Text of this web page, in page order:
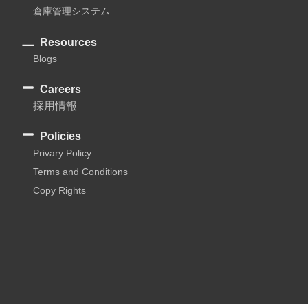
倉庫管理システム
Resources
Blogs
Careers
採用情報
Policies
Privary Policy
Terms and Conditions
Copy Rights